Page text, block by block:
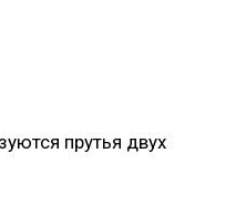
прутья двух